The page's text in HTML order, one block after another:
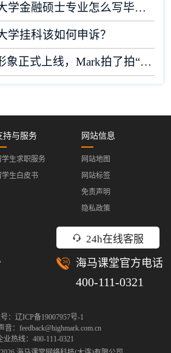
加拿大西蒙菲莎大学金融硕士专业怎么写毕业论文？
学挂科该如何申诉？
海马中际集团IP形象正式上线，Mark拍了拍“你”！
24h在线客服
海马课堂官方电话
400-111-0321
持与服务
学生求职服务
学生白皮书
网站信息
网站地图
网站标签
免责声明
隐私政策
：辽ICP备19007957号-1
音：feedback@highmark.com.cn
业热线：400-111-0321